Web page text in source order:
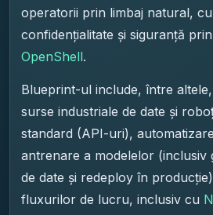
operatorii prin limbaj natural,
confidențialitate și siguranță prin
OpenShell.
Blueprint-ul include, între
surse industriale de date și
standard (API-uri),
antrenare a modelelor (inclusiv
de date și redeploy în
fluxurilor de lucru, inclusiv cu